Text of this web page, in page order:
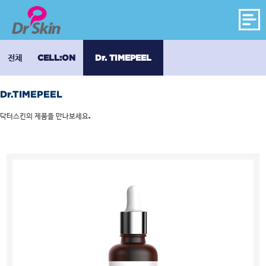
전체 CELL:ON Dr. TIMEPEEL
Dr.TIMEPEEL
닥터스킨의 제품을 만나보세요.